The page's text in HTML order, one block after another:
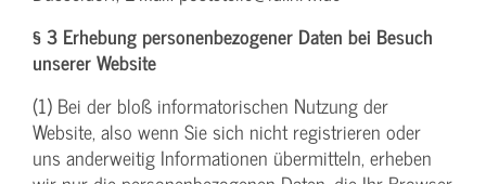
§ 3 Erhebung personenbezogener Daten bei Besuch
unserer Website
(1) Bei der bloß informatorischen Nutzung der
Website, also wenn Sie sich nicht registrieren oder
uns anderweitig Informationen übermitteln, erheben